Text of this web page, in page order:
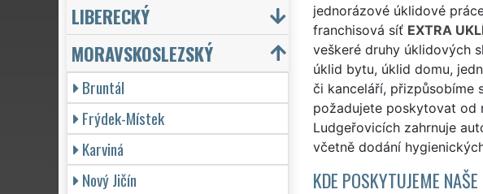
jednorázové úklidové
franchisová síť EXTRA
veškeré druhy úklidových
úklid bytu, úklid domu,
či kanceláří, přizpůsobíme
požadujete poskytovat od
Ludgeřovicích zahrnuje
včetně dodání
KDE POSKYTUJEME
LIBERECKÝ
MORAVSKOSLEZSKÝ
Bruntál
Frýdek-Místek
Karviná
Nový Jičín